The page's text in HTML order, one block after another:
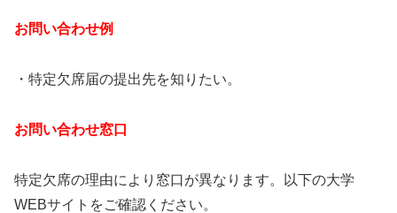
お問い合わせ例
・特定欠席届の提出先を知りたい。
お問い合わせ窓口
特定欠席の理由により窓口が異なります。以下の大学
WEBサイトをご確認ください。